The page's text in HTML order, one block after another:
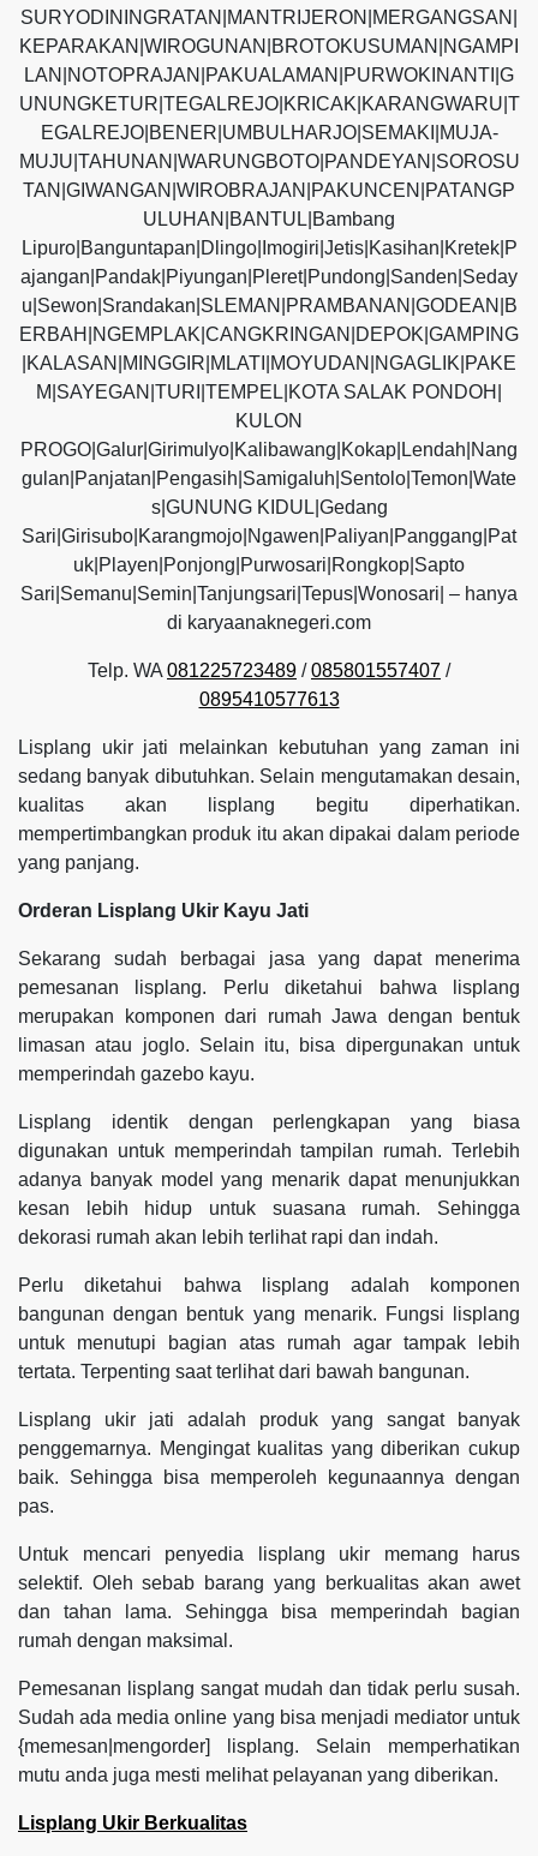
SURYODININGRATAN|MANTRIJERON|MERGANGSAN|
KEPARAKAN|WIROGUNAN|BROTOKUSUMAN|NGAMPI
LAN|NOTOPRAJAN|PAKUALAMAN|PURWOKINANTI|G
UNUNGKETUR|TEGALREJO|KRICAK|KARANGWARU|T
EGALREJO|BENER|UMBULHARJO|SEMAKI|MUJA-
MUJU|TAHUNAN|WARUNGBOTO|PANDEYAN|SOROSU
TAN|GIWANGAN|WIROBRAJAN|PAKUNCEN|PATANGP
ULUHAN|BANTUL|Bambang
Lipuro|Banguntapan|Dlingo|Imogiri|Jetis|Kasihan|Kretek|P
ajangan|Pandak|Piyungan|Pleret|Pundong|Sanden|Seday
u|Sewon|Srandakan|SLEMAN|PRAMBANAN|GODEAN|B
ERBAH|NGEMPLAK|CANGKRINGAN|DEPOK|GAMPING
|KALASAN|MINGGIR|MLATI|MOYUDAN|NGAGLIK|PAKE
M|SAYEGAN|TURI|TEMPEL|KOTA SALAK PONDOH|
KULON
PROGO|Galur|Girimulyo|Kalibawang|Kokap|Lendah|Nang
gulan|Panjatan|Pengasih|Samigaluh|Sentolo|Temon|Wate
s|GUNUNG KIDUL|Gedang
Sari|Girisubo|Karangmojo|Ngawen|Paliyan|Panggang|Pat
uk|Playen|Ponjong|Purwosari|Rongkop|Sapto
Sari|Semanu|Semin|Tanjungsari|Tepus|Wonosari| – hanya
di karyaanaknegeri.com
Telp. WA 081225723489 /085801557407 /
0895410577613
Lisplang ukir jati melainkan kebutuhan yang zaman ini
sedang banyak dibutuhkan. Selain mengutamakan desain,
kualitas akan lisplang begitu diperhatikan.
mempertimbangkan produk itu akan dipakai dalam periode
yang panjang.
Orderan Lisplang Ukir Kayu Jati
Sekarang sudah berbagai jasa yang dapat menerima
pemesanan lisplang. Perlu diketahui bahwa lisplang
merupakan komponen dari rumah Jawa dengan bentuk
limasan atau joglo. Selain itu, bisa dipergunakan untuk
memperindah gazebo kayu.
Lisplang identik dengan perlengkapan yang biasa
digunakan untuk memperindah tampilan rumah. Terlebih
adanya banyak model yang menarik dapat menunjukkan
kesan lebih hidup untuk suasana rumah. Sehingga
dekorasi rumah akan lebih terlihat rapi dan indah.
Perlu diketahui bahwa lisplang adalah komponen
bangunan dengan bentuk yang menarik. Fungsi lisplang
untuk menutupi bagian atas rumah agar tampak lebih
tertata. Terpenting saat terlihat dari bawah bangunan.
Lisplang ukir jati adalah produk yang sangat banyak
penggemarnya. Mengingat kualitas yang diberikan cukup
baik. Sehingga bisa memperoleh kegunaannya dengan
pas.
Untuk mencari penyedia lisplang ukir memang harus
selektif. Oleh sebab barang yang berkualitas akan awet
dan tahan lama. Sehingga bisa memperindah bagian
rumah dengan maksimal.
Pemesanan lisplang sangat mudah dan tidak perlu susah.
Sudah ada media online yang bisa menjadi mediator untuk
{memesan|mengorder] lisplang. Selain memperhatikan
mutu anda juga mesti melihat pelayanan yang diberikan.
Lisplang Ukir Berkualitas